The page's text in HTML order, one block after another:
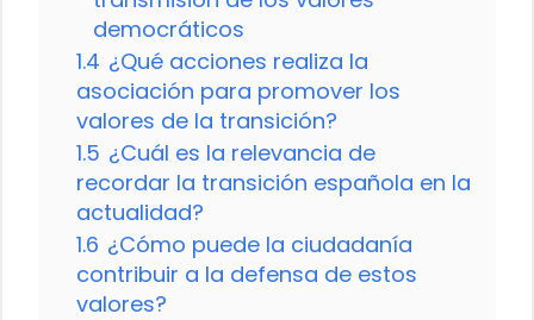
democráticos
1.4 ¿Qué acciones realiza la
asociación para promover los
valores de la transición?
1.5 ¿Cuál es la relevancia de
recordar la transición española en la
actualidad?
1.6 ¿Cómo puede la ciudadanía
contribuir a la defensa de estos
valores?